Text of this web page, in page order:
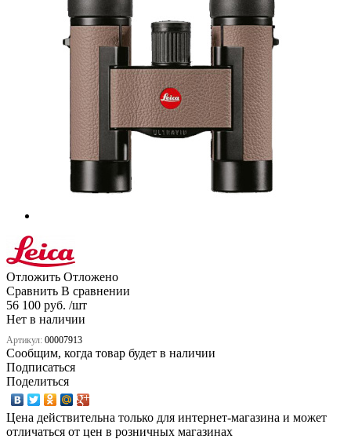
Отложить Отложено
Сравнить В сравнении
56 100 руб. /шт
Нет в наличии
Артикул: 00007913
Сообщим, когда товар будет в наличии
Подписаться
Поделиться
Цена действительна только для интернет-магазина и может
отличаться от цен в розничных магазинах